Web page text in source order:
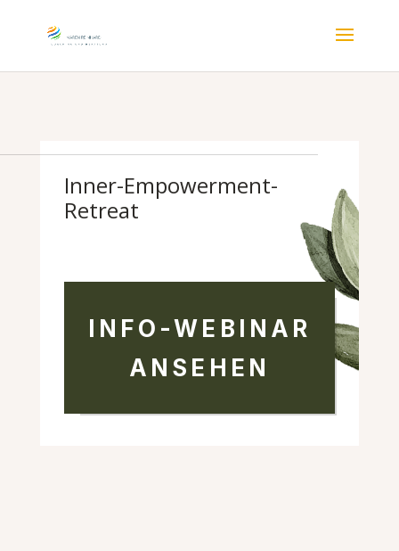
Inner-Empowerment-
Retreat
INFO-WEBINAR
ANSEHEN